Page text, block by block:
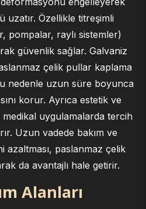
uzatır. Özellikle titreşimli
pompalar, raylı sistemler)
güvenlik sağlar. Galvaniz
çelik pullar kaplama
nedenle uzun süre boyunca
korur. Ayrıca estetik ve
medikal uygulamalarda tercih
Uzun vadede bakım ve
azaltması, paslanmaz çelik
da avantajlı hale getirir.
Alanları